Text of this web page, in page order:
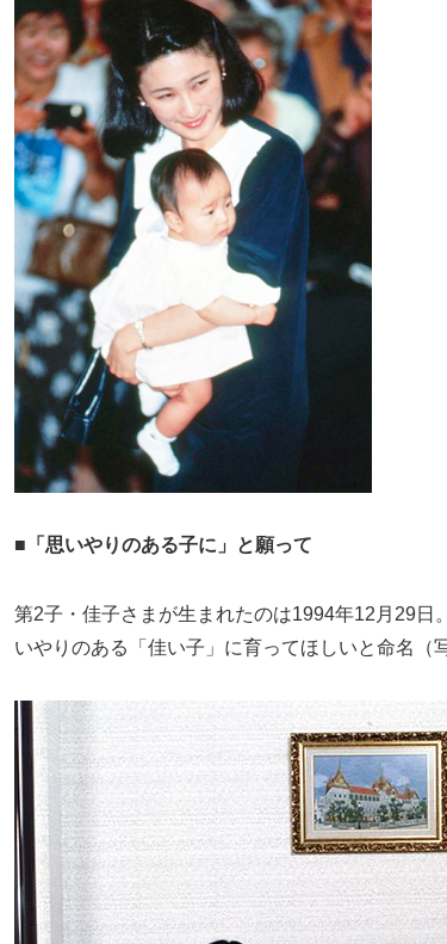
■「思いやりのある子に」と願って
第2子・佳子さまが生まれたのは1994年12月29日
いやりのある「佳い子」に育ってほしいと命名（